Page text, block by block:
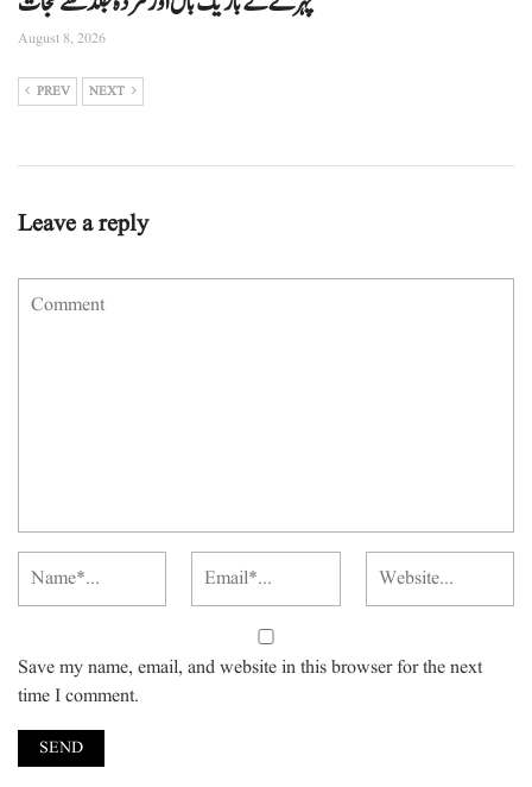
August 8, 2026
PREV NEXT
Leave a reply
Save my name, email, and website in this browser for the next
time I comment.